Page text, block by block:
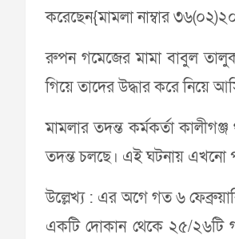
করেছেন{মামলা নাম্বার
রুপন গমেজের মামা বাবুল
গিয়ে তাদের উদ্ধার করে নিয়ে
মামলার তদন্ত কর্মকর্তা
তদন্ত চলছে। এই ঘটনায় এখনো
উল্লেখ্য : এর অগে গত ৬
একটি দোকান থেকে ২৫/২৬টি